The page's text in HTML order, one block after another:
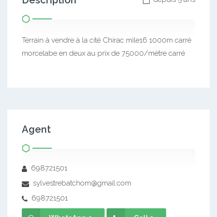
Terrain à vendre à la cité Chirac mile16 1000m carré
morcelabe en deux au prix de 75000/mètre carré
Agent
698721501
sylvestrebatchom@gmail.com
698721501